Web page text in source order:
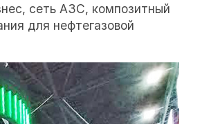
сеть АЗС, композитный
для нефтегазовой